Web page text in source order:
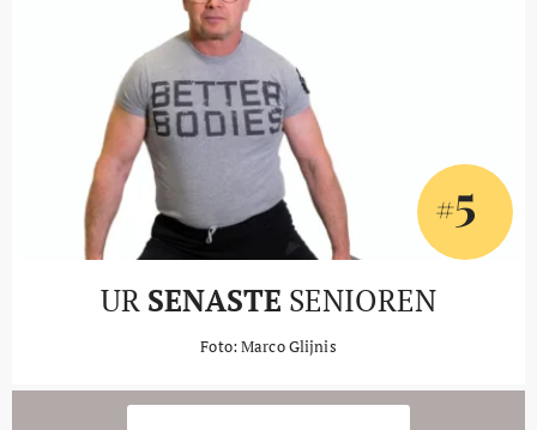
#5
UR SENASTE SENIOREN
Foto: Marco Glijnis